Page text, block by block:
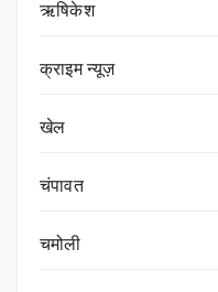
ऋषिकेश
क्राइम न्यूज़
खेल
चंपावत
चमोली